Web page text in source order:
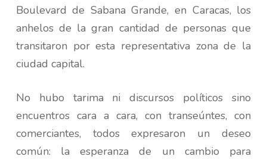
Boulevard de Sabana Grande, en Caracas, los
anhelos de la gran cantidad de personas que
transitaron por esta representativa zona de la
ciudad capital.
No hubo tarima ni discursos políticos sino
encuentros cara a cara, con transeúntes, con
comerciantes, todos expresaron un deseo
común: la esperanza de un cambio para